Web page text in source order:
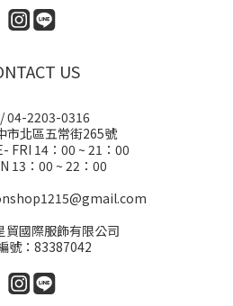
US
04-2203-0316
市北區五常街265號
FRI 14：00 ~ 21：00
13：00 ~ 22：00
貿國際服飾有限公司
號：83387042